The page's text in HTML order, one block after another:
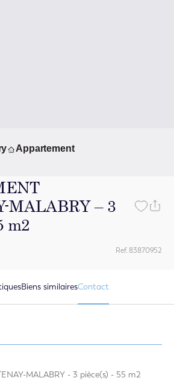
Appartement
MALABRY – 3
m2
Ref. 83870952
Biens similairesContact
MALABRY - 3 pièce(s) - 55 m2